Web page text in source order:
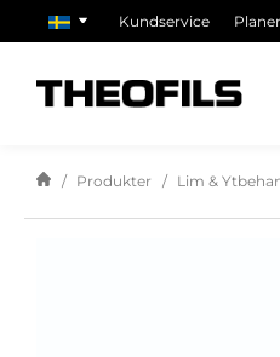
Kundservice
Produkter Lim &